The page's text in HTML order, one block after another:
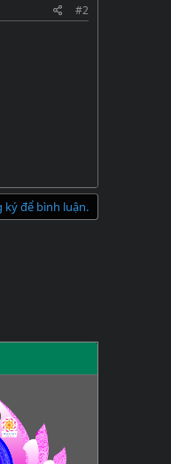
#2
ký để bình luận.